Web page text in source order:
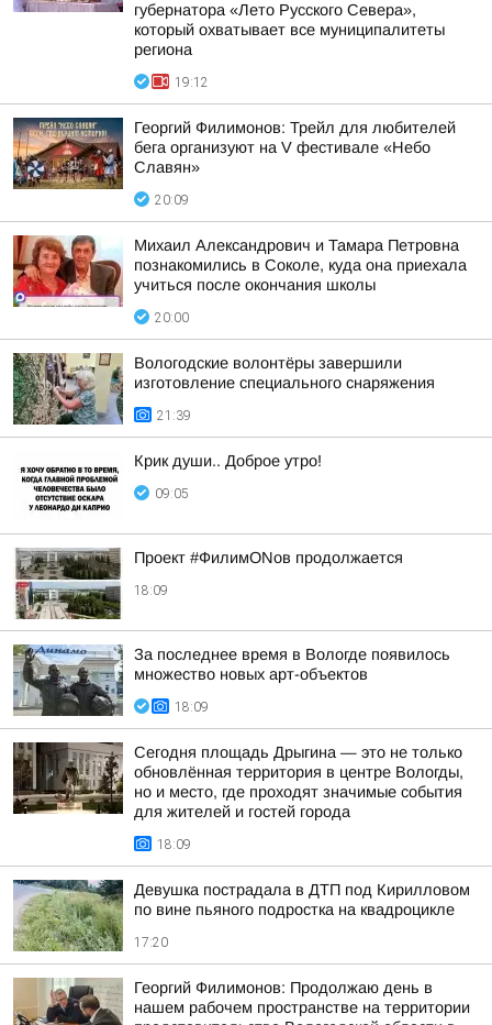
губернатора «Лето Русского Севера»,
который охватывает все муниципалитеты
региона
19:12
Георгий Филимонов: Трейл для любителей
бега организуют на V фестивале «Небо
Славян»
20:09
Михаил Александрович и Тамара Петровна
познакомились в Соколе, куда она приехала
учиться после окончания школы
20:00
Вологодские волонтёры завершили
изготовление специального снаряжения
21:39
Крик души.. Доброе утро!
09:05
Проект #ФилимONов продолжается
18:09
За последнее время в Вологде появилось
множество новых арт-объектов
18:09
Сегодня площадь Дрыгина — это не только
обновлённая территория в центре Вологды,
но и место, где проходят значимые события
для жителей и гостей города
18:09
Девушка пострадала в ДТП под Кирилловом
по вине пьяного подростка на квадроцикле
17:20
Георгий Филимонов: Продолжаю день в
нашем рабочем пространстве на территории